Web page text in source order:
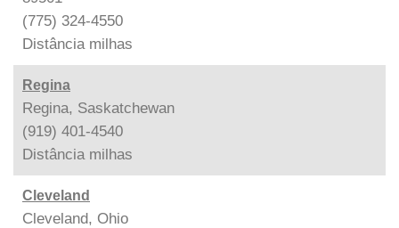
(775) 324-4550
Distância milhas
Regina
Regina, Saskatchewan
(919) 401-4540
Distância milhas
Cleveland
Cleveland, Ohio